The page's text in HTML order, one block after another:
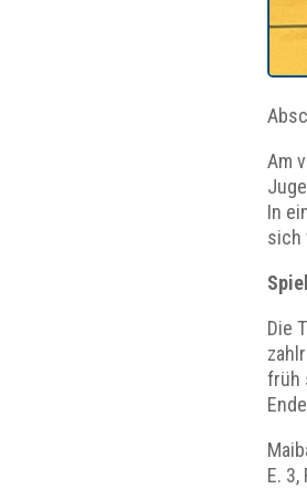
Am
In
sich
Die
früh
E. 3,